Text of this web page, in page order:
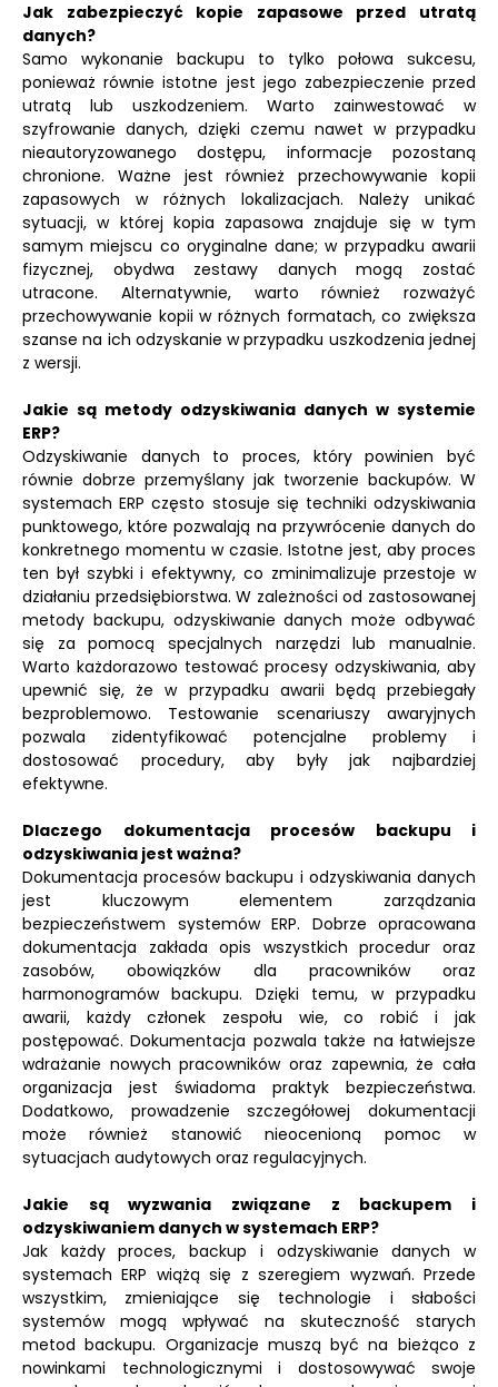
Jak zabezpieczyć kopie zapasowe przed utratą
danych?
Samo wykonanie backupu to tylko połowa sukcesu,
ponieważ równie istotne jest jego zabezpieczenie przed
utratą lub uszkodzeniem. Warto zainwestować w
szyfrowanie danych, dzięki czemu nawet w przypadku
nieautoryzowanego dostępu, informacje pozostaną
chronione. Ważne jest również przechowywanie kopii
zapasowych w różnych lokalizacjach. Należy unikać
sytuacji, w której kopia zapasowa znajduje się w tym
samym miejscu co oryginalne dane; w przypadku awarii
fizycznej, obydwa zestawy danych mogą zostać
utracone. Alternatywnie, warto również rozważyć
przechowywanie kopii w różnych formatach, co zwiększa
szanse na ich odzyskanie w przypadku uszkodzenia jednej
z wersji.
Jakie są metody odzyskiwania danych w systemie
ERP?
Odzyskiwanie danych to proces, który powinien być
równie dobrze przemyślany jak tworzenie backupów. W
systemach ERP często stosuje się techniki odzyskiwania
punktowego, które pozwalają na przywrócenie danych do
konkretnego momentu w czasie. Istotne jest, aby proces
ten był szybki i efektywny, co zminimalizuje przestoje w
działaniu przedsiębiorstwa. W zależności od zastosowanej
metody backupu, odzyskiwanie danych może odbywać
się za pomocą specjalnych narzędzi lub manualnie.
Warto każdorazowo testować procesy odzyskiwania, aby
upewnić się, że w przypadku awarii będą przebiegały
bezproblemowo. Testowanie scenariuszy awaryjnych
pozwala zidentyfikować potencjalne problemy i
dostosować procedury, aby były jak najbardziej
efektywne.
Dlaczego dokumentacja procesów backupu i
odzyskiwania jest ważna?
Dokumentacja procesów backupu i odzyskiwania danych
jest kluczowym elementem zarządzania
bezpieczeństwem systemów ERP. Dobrze opracowana
dokumentacja zakłada opis wszystkich procedur oraz
zasobów, obowiązków dla pracowników oraz
harmonogramów backupu. Dzięki temu, w przypadku
awarii, każdy członek zespołu wie, co robić i jak
postępować. Dokumentacja pozwala także na łatwiejsze
wdrażanie nowych pracowników oraz zapewnia, że cała
organizacja jest świadoma praktyk bezpieczeństwa.
Dodatkowo, prowadzenie szczegółowej dokumentacji
może również stanowić nieocenioną pomoc w
sytuacjach audytowych oraz regulacyjnych.
Jakie są wyzwania związane z backupem i
odzyskiwaniem danych w systemach ERP?
Jak każdy proces, backup i odzyskiwanie danych w
systemach ERP wiążą się z szeregiem wyzwań. Przede
wszystkim, zmieniające się technologie i słabości
systemów mogą wpływać na skuteczność starych
metod backupu. Organizacje muszą być na bieżąco z
nowinkami technologicznymi i dostosowywać swoje